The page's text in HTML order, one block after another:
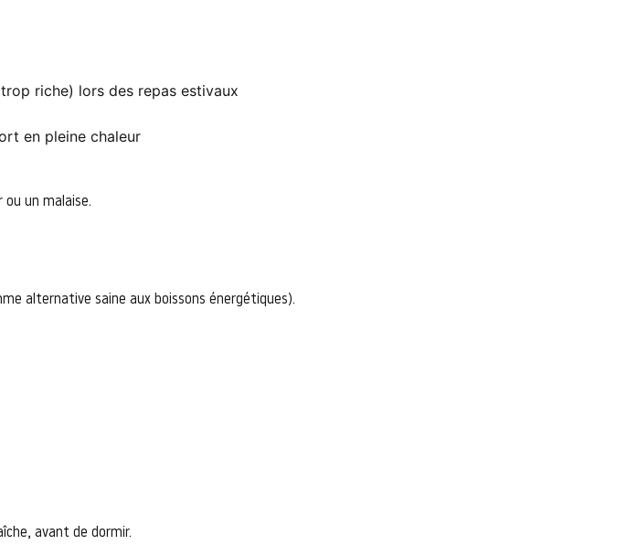
ou un malaise.
alternative saine aux boissons énergétiques).
avant de dormir.